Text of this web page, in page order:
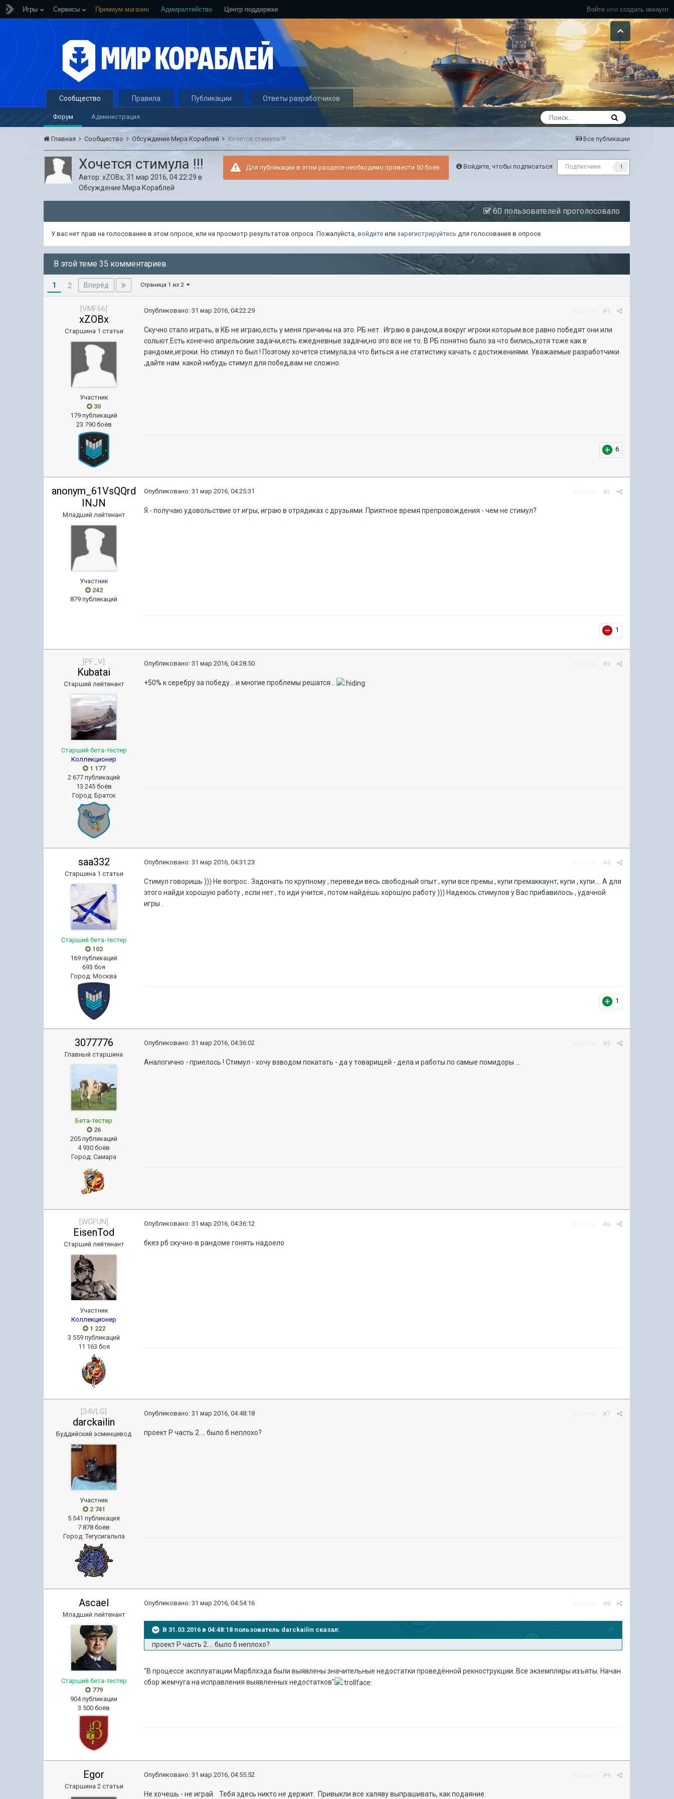
Войти или создать аккаунт
Игры Сервисы Премиум магазин Адмиралтейство Центр поддержки
Сообщество
Форум Администрация
Правила Публикации Ответы разработчиков
Все публикации
Главная Сообщество Обсуждение Мира Кораблей Хочется стимула !!!
Войдите, чтобы подписаться Подписчики 1
Для публикации в этом разделе необходимо провести 50 боёв.
Хочется стимула !!!
Автор:xZOBx,31 мар 2016, 04:22:29 в
Обсуждение Мира Кораблей
60 пользователей проголосовало
У вас нет прав на голосование в этом опросе, или на просмотр результатов опроса. Пожалуйста,войдите или зарегистрируйтесь для голосования в опросе.
В этой теме 35 комментариев
1 2 Вперёд Страница 1 из 2
[VMF66]
xZOBx
Старшина 1 статьи
Участник
30
179 публикаций
23 790 боёв
#1
Опубликовано:31 мар 2016, 04:22:29
Скучно стало играть, в КБ не играю,есть у меня причины на это. РБ нет . Играю в рандом,а вокруг игроки которым все равно победят они или
сольют.Есть конечно апрельские задачи,есть ежедневные задачи,но это все не то. В РБ понятно было за что бились,хотя тоже как в
рандоме,игроки. Но стимул то был ! Поэтому хочется стимула,за что биться а не статистику качать с достижениями. Уважаемые разработчики
,дайте нам какой нибудь стимул для побед,вам не сложно.
6
anonym_61VsQQrd
INJN
Младший лейтенант
Участник
242
879 публикаций
#2
Опубликовано:31 мар 2016, 04:25:31
Я - получаю удовольствие от игры, играю в отрядиках с друзьями. Приятное время препровождения - чем не стимул?
1
[PF_V]
Kubatai
Старший лейтенант
Старший бета-тестер
Коллекционер
1 177
2 677 публикаций
13 245 боёв
Город: Братск
#3
Опубликовано:31 мар 2016, 04:28:50
+50% к серебру за победу... и многие проблемы решатся...
saa332
Старшина 1 статьи
Старший бета-тестер
102
169 публикаций
693 боя
Город:Москва
#4
Опубликовано:31 мар 2016, 04:31:23
Стимул говоришь ))) Не вопрос . Задонать по крупному , переведи весь свободный опыт , купи все премы , купи премаккаунт, купи , купи.... А для
этого найди хорошую работу , если нет , то иди учится , потом найдёшь хорошую работу ))) Надеюсь стимулов у Вас прибавилось , удачной
игры .
1
3077776
Главный старшина
Бета-тестер
26
205 публикаций
4 930 боёв
Город:Самара
#5
Опубликовано:31 мар 2016, 04:36:02
Аналогично - приелось ! Стимул - хочу взводом покатать - да у товарищей - дела и работы по самые помидоры ...
[WGFUN]
EisenTod
Старший лейтенант
Участник
Коллекционер
1 222
3 559 публикаций
11 163 боя
#6
Опубликовано:31 мар 2016, 04:36:12
бкез рб скучно-в рандоме гонять надоело
[34VLG]
darckailin
Буддийский эсминцевод
Участник
2 741
5 541 публикация
7 878 боёв
Город:Тегусигальпа
#7
Опубликовано:31 мар 2016, 04:48:18
проект Р часть 2.... было б неплохо?
Ascael
Младший лейтенант
Старший бета-тестер
779
904 публикации
3 500 боёв
#8
Опубликовано:31 мар 2016, 04:54:16
В 31.03.2016 в 04:48:18 пользователь darckailin сказал:
проект Р часть 2.... было б неплохо?
"В процессе эксплуатации Марблхэда были выявлены значительные недостатки проведённой рекнострукции. Все экземпляры изъяты. Начан
сбор жемчуга на исправления выявленных недостатков"
Egor
Старшина 2 статьи
#9
Опубликовано:31 мар 2016, 04:55:52
Не хочешь - не играй. Тебя здесь никто не держит. Привыкли все халяву выпрашивать, как подаяние.